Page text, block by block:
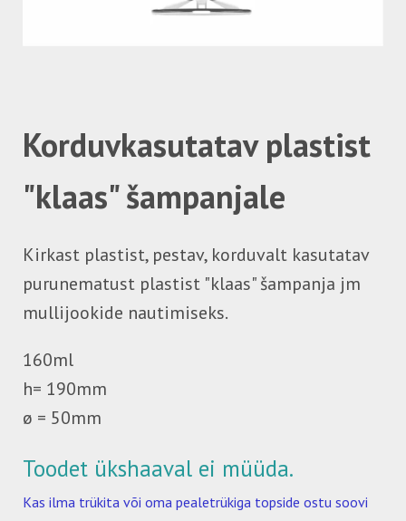
Korduvkasutatav plastist
"klaas" šampanjale
Kirkast plastist, pestav, korduvalt kasutatav
purunematust plastist "klaas" šampanja jm
mullijookide nautimiseks.
160ml
h= 190mm
ø = 50mm
Toodet ükshaaval ei müüda.
Kas ilma trükita või oma pealetrükiga topside ostu soovi